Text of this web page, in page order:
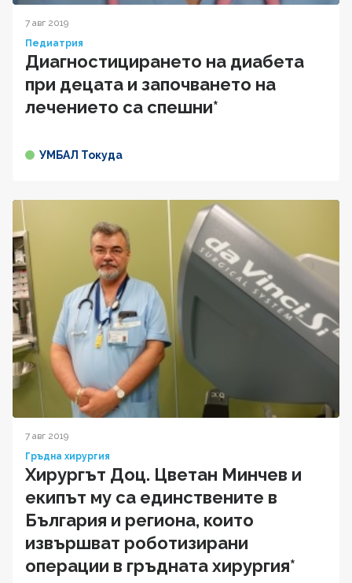
7 авг 2019
Педиатрия
Диагностицирането на диабета
при децата и започването на
лечението са спешни*
УМБАЛ Токуда
7 авг 2019
Гръдна хирургия
Хирургът Доц. Цветан Минчев и
екипът му са единствените в
България и региона, които
извършват роботизирани
операции в гръдната хирургия*